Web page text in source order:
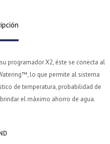
programador X2, éste se conecta al
lo que permite al sistema
de temperatura, probabilidad de
el máximo ahorro de agua.